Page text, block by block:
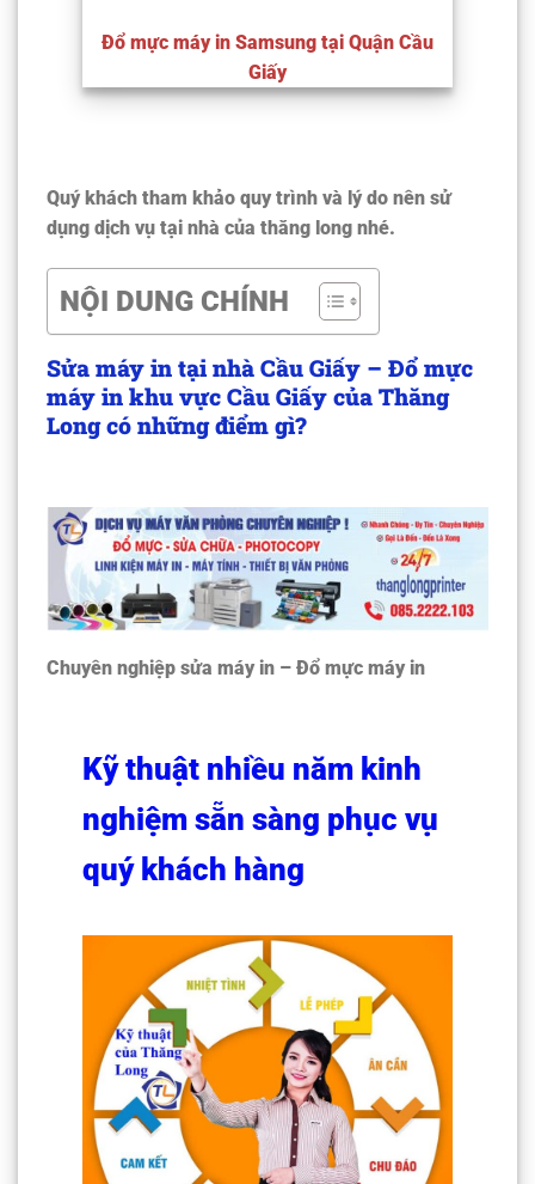
Đổ mực máy in Samsung tại Quận Cầu
Giấy
Quý khách tham khảo quy trình và lý do nên sử
dụng dịch vụ tại nhà của thăng long nhé.
NỘI DUNG CHÍNH
Sửa máy in tại nhà Cầu Giấy – Đổ mực
máy in khu vực Cầu Giấy của Thăng
Long có những điểm gì?
Chuyên nghiệp sửa máy in – Đổ mực máy in
Kỹ thuật nhiều năm kinh
nghiệm sẵn sàng phục vụ
quý khách hàng